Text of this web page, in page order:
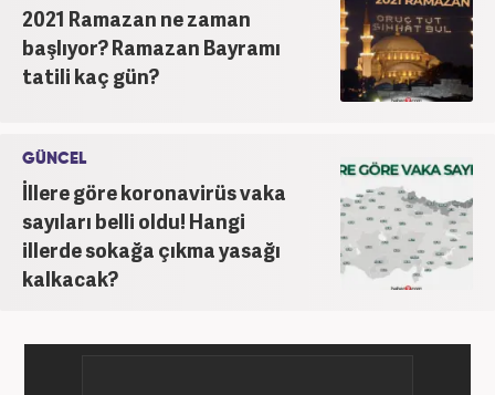
2021 Ramazan ne zaman
başlıyor? Ramazan Bayramı
tatili kaç gün?
GÜNCEL
İllere göre koronavirüs vaka
sayıları belli oldu! Hangi
illerde sokağa çıkma yasağı
kalkacak?